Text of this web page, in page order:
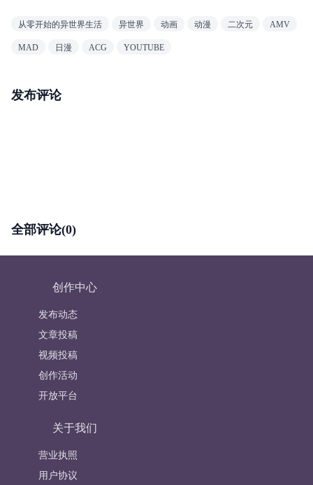
从零开始的异世界生活 异世界 动画 动漫 二次元 AMV
MAD 日漫 ACG YOUTUBE
发布评论
全部评论(0)
创作中心
发布动态
文章投稿
视频投稿
创作活动
开放平台
关于我们
营业执照
用户协议